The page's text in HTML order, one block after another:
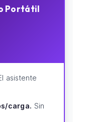
Portátil
asistente
carga. Sin